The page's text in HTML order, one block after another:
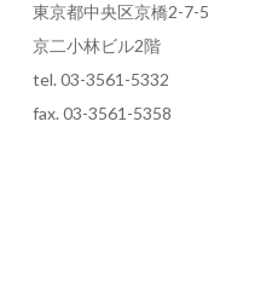
東京都中央区京橋2-7-5
京二小林ビル2階
tel. 03-3561-5332
fax. 03-3561-5358